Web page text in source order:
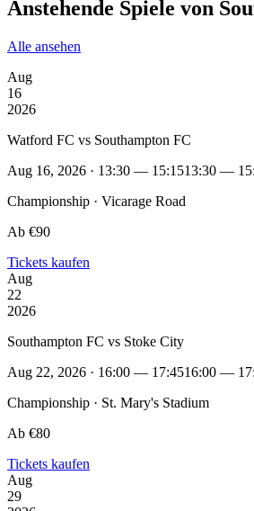
Anstehende Spiele von
Alle ansehen
Aug
16
2026
Watford FC vs Southampton FC
Aug 16, 2026 · 13:30 — 15:1513:30 —
Championship · Vicarage Road
Ab €90
Tickets kaufen
Aug
22
2026
Southampton FC vs Stoke City
Aug 22, 2026 · 16:00 — 17:4516:00 —
Championship · St. Mary's Stadium
Ab €80
Tickets kaufen
Aug
29